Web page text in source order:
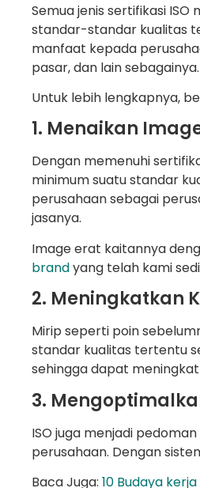
Semua jenis sertifikasi
standar-standar kualitas
manfaat kepada
pasar, dan lain sebagainya.
Untuk lebih lengkapnya,
1. Menaikan
Dengan memenuhi
minimum suatu standar
perusahaan sebagai
jasanya.
Image erat kaitannya
brandyang telah kami
2. Meningkatkan
Mirip seperti poin
standar kualitas tertentu
sehingga dapat
3.
ISO juga menjadi
perusahaan. Dengan
Baca Juga: 10 Budaya